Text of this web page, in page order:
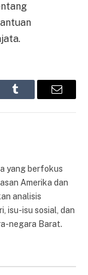
Tumblr Email
yang berfokus
Amerika dan
analisis
isu-isu sosial, dan
negara Barat.